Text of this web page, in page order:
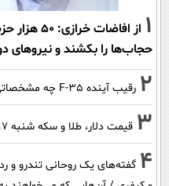
1
از افاضات
حجاب‌ها را بکشند و نیرو‌های
2 رقیب آینده F-35 چه مشخصاتی دارد؟
3 قیمت دلار، طلا و سکه شنبه ۱۷ مرداد ۱۴۰۵ (+جدول قیمت)
4